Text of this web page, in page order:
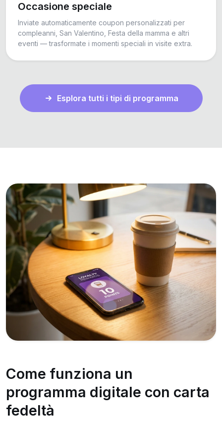
Occasione speciale
Inviate automaticamente coupon personalizzati per
compleanni, San Valentino, Festa della mamma e altri
eventi — trasformate i momenti speciali in visite extra.
Esplora tutti i tipi di programma
Come funziona un
programma digitale con carta
fedeltà